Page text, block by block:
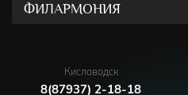
ФИЛАРМОНИЯ
Кисловодск
8(87937) 2-18-18